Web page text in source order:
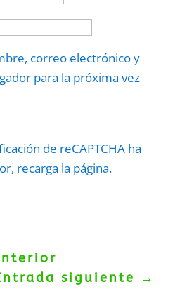
correo electrónico y
para la próxima vez
de reCAPTCHA ha
recarga la página.
siguiente
→